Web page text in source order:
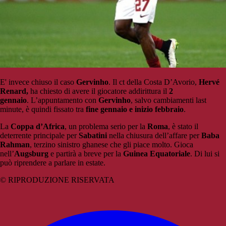
E' invece chiuso il caso Gervinho. Il ct della Costa D’Avorio, Hervé
Renard, ha chiesto di avere il giocatore addirittura il 2
gennaio. L’appuntamento con Gervinho, salvo cambiamenti last
minute, è quindi fissato tra fine gennaio e inizio febbraio.
La Coppa d’Africa, un problema serio per la Roma, è stato il
deterrente principale per Sabatini nella chiusura dell’affare perBaba
Rahman, terzino sinistro ghanese che gli piace molto. Gioca
nell’Augsburg e partirà a breve per la Guinea Equatoriale. Di lui si
può riprendere a parlare in estate.
© RIPRODUZIONE RISERVATA